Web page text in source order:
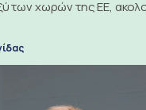
των χωρών της ΕΕ,